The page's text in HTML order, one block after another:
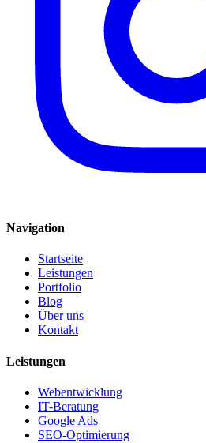
Navigation
Startseite
Leistungen
Portfolio
Blog
Über uns
Kontakt
Leistungen
Webentwicklung
IT-Beratung
Google Ads
SEO-Optimierung